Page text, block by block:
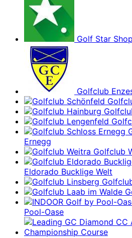
Golf Star Shop
Golfclub
Ernegg
Golfclub
Eldorado Bucklige Welt
Pool-Oase